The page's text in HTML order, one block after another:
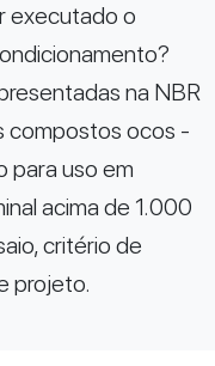
executado o
na NBR
compostos ocos -
para uso em
acima de 1.000
critério de
projeto.